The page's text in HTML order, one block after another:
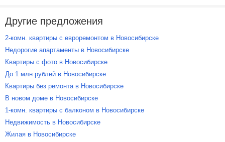
Другие предложения
2-комн. квартиры с евроремонтом в Новосибирске
Недорогие апартаменты в Новосибирске
Квартиры с фото в Новосибирске
До 1 млн рублей в Новосибирске
Квартиры без ремонта в Новосибирске
В новом доме в Новосибирске
1-комн. квартиры с балконом в Новосибирске
Недвижимость в Новосибирске
Жилая в Новосибирске